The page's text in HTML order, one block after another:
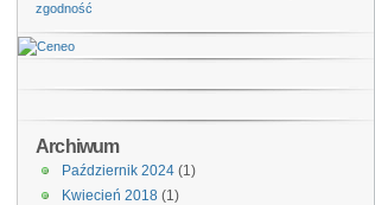
zgodność
Archiwum
Październik 2024 (1)
Kwiecień 2018 (1)